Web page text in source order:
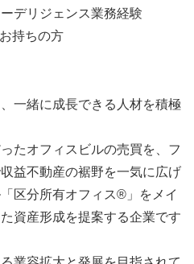
デリジェンス業務経験
持ちの方
一緒に成長できる人材を積極
たオフィスビルの売買を、フ
益不動産の裾野を一気に広げ
区分所有オフィス®」をメイ
資産形成を提案する企業です